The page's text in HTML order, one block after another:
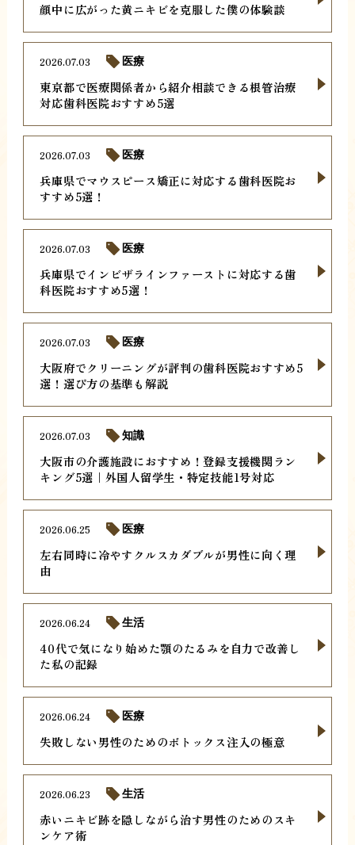
顔中に広がった黄ニキビを克服した僕の体験談
東京都で医療関係者から紹介相談できる根管治療
対応歯科医院おすすめ5選
2026.07.03 医療
兵庫県でマウスピース矯正に対応する歯科医院お
すすめ5選！
2026.07.03 医療
兵庫県でインビザラインファーストに対応する歯
科医院おすすめ5選！
2026.07.03 医療
大阪府でクリーニングが評判の歯科医院おすすめ5
選！選び方の基準も解説
2026.07.03 医療
大阪市の介護施設におすすめ！登録支援機関ラン
キング5選｜外国人留学生・特定技能1号対応
2026.07.03 知識
左右同時に冷やすクルスカダブルが男性に向く理
由
2026.06.25 医療
40代で気になり始めた顎のたるみを自力で改善し
た私の記録
2026.06.24 生活
失敗しない男性のためのボトックス注入の極意
2026.06.24 医療
赤いニキビ跡を隠しながら治す男性のためのスキ
ンケア術
2026.06.23 生活